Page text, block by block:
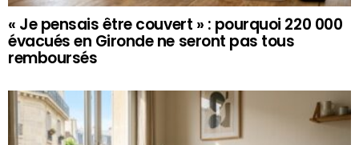
« Je pensais être couvert » : pourquoi 220 000
évacués en Gironde ne seront pas tous
remboursés